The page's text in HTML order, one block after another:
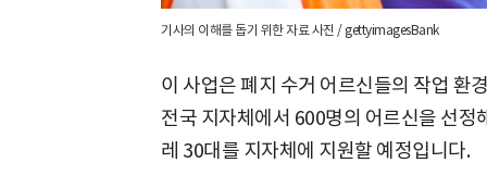
기사의 이해를 돕기 위한 자료 사진 / gettyimagesBank
이 사업은 폐지 수거 어르신들의 작업 환
전국 지자체에서 600명의 어르신을 선
레 30대를 지자체에 지원할 예정입니다.